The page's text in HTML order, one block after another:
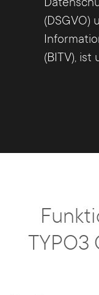
(DSGVO)
(BITV), ist
TYPO3